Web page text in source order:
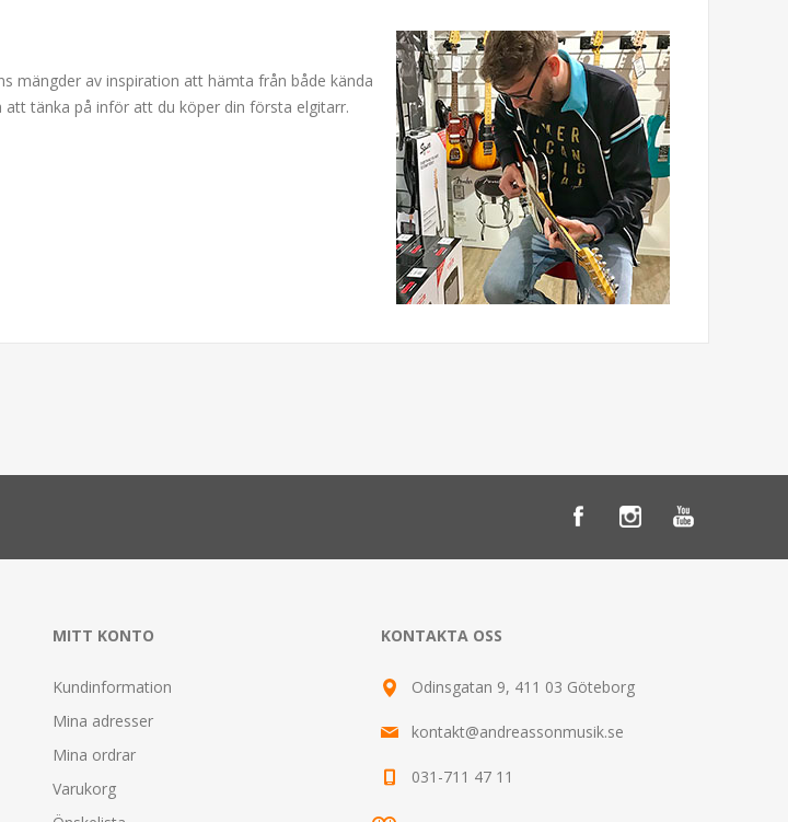
mängder av inspiration att hämta från både kända
tänka på inför att du köper din första elgitarr.
MITT KONTO
Kundinformation
Mina adresser
Mina ordrar
Varukorg
KONTAKTA OSS
Odinsgatan 9, 411 03 Göteborg
kontakt@andreassonmusik.se
031-711 47 11